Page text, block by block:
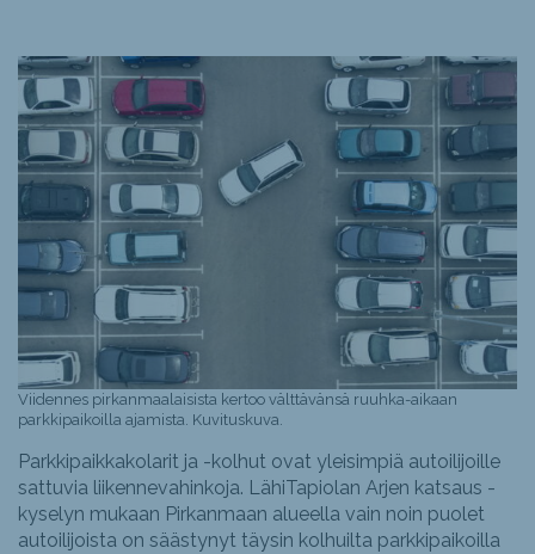
Viidennes pirkanmaalaisista kertoo välttävänsä ruuhka-aikaan
parkkipaikoilla ajamista. Kuvituskuva.
Parkkipaikkakolarit ja -kolhut ovat yleisimpiä autoilijoille
sattuvia liikennevahinkoja. LähiTapiolan Arjen katsaus -
kyselyn mukaan Pirkanmaan alueella vain noin puolet
autoilijoista on säästynyt täysin kolhuilta parkkipaikoilla